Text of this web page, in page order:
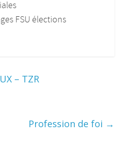
FSU élections
– TZR
Profession de foi →